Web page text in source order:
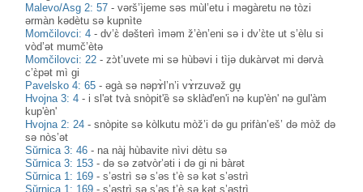
Malevo/Asg 2: 57 -vərš’ìjeme səs mùl’etu i məgàretu nə tòzi
ərmàn kədètu sə kupnìte
Momčilovci: 4 -dv’ɛ̀ dəšterì ìməm ž’èn’eni sə i dv’ɛ̀te ut s’èlu si
vòd’ət mumč’ètə
Momčilovci: 22 -zɔ̀t’uvete mi sə hùbəvi i tìjə dukàrvət mi dərvà
c’ɛ̀pət mì gi
Pavelsko 4: 65 -əgà sə nəpɤ̀l’n’i vɤ̀rzuvəž gu̥
Hvojna 3: 4 - i sl'ət tvà snòpit'ȅ sə sklàd'en'i nə kup'èn' nə gul'àm
kup'èn'
Hvojna 2: 24 -snòpite sə kòlkutu mòž’i də gu prifàn’eš’ də mòž də
sə nòs’ət
Sŭrnica 3: 46 - na nàj hùbavite nìvi dètu sə
Sŭrnica 3: 153 -də sə zətvòr’əti i də gi ni bàrət
Sŭrnica 1: 169 -s’əstrì sə s’əs t’è sə kət s’əstrì
Sŭrnica 1: 169 -s’əstrì sə s’əs t’è sə kət s’əstrì